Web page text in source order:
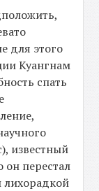
для этого
Куангнам
спать
известный
он перестал
лихорадкой